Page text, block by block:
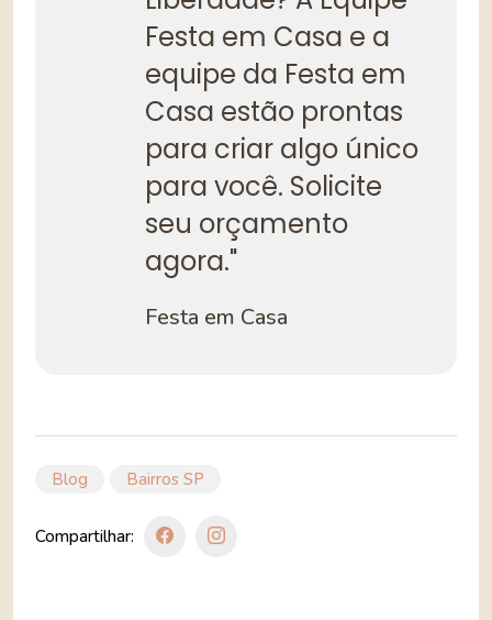
Festa em Casa e a
equipe da Festa em
Casa estão prontas
para criar algo único
para você. Solicite
seu orçamento
agora."
Festa em Casa
Blog Bairros SP
Compartilhar: